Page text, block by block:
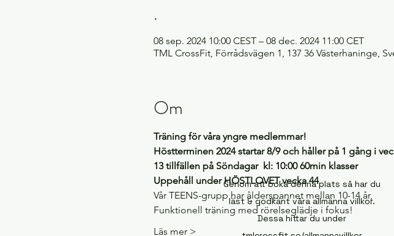
.
08 sep. 2024 10:00 CEST – 08 dec. 2024 11:00 CET
TML CrossFit, Förrådsvägen 1, 137 36 Västerhaninge,
Om
Träning för våra yngre medlemmar!
Höstterminen 2024 startar 8/9 och håller på 1 gång i
13 tillfällen på Söndagar  kl: 10:00 60min klasser
Uppehåll under HÖSTLOVET vecka 44
Vår TEENS-grupp har ålderspannet mellan 10-14 år,
Funktionell träning med rörelseglädje i fokus!
Läs mer >
Genom att boka denna plats så har du
läst & godkänt våra allmänna villkor.
Dessa hittar du under